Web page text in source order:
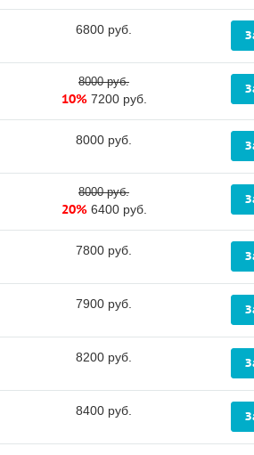
6800 руб.
8000 руб.
10% 7200 руб.
8000 руб.
8000 руб.
20% 6400 руб.
7800 руб.
7900 руб.
8200 руб.
8400 руб.